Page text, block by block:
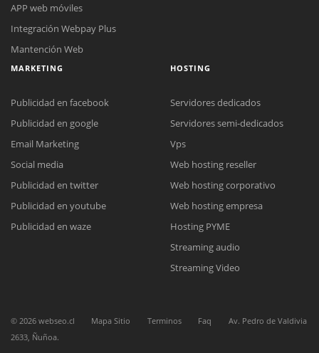
Reunión online
Nuestros ejecutivos le enviarán un correo electrónico con el enlace a
Meet para la reunión online.
Cotización
Todos nuestros ejecutivos están fuera de línea. Complete el formulario
APP web móviles
Integración Webpay Plus
Mantención Web
MARKETING
Publicidad en facebook
Publicidad en google
Email Marketing
Social media
Publicidad en twitter
Publicidad en youtube
Publicidad en waze
HOSTING
Servidores dedicados
Servidores semi-dedicados
Vps
Web hosting reseller
Web hosting corporativo
Web hosting empresa
Hosting PYME
Streaming audio
Streaming Video
© 2026 webseo.cl Mapa Sitio Terminos Faq
Av. Pedro de Valdivia
2633, Ñuñoa.